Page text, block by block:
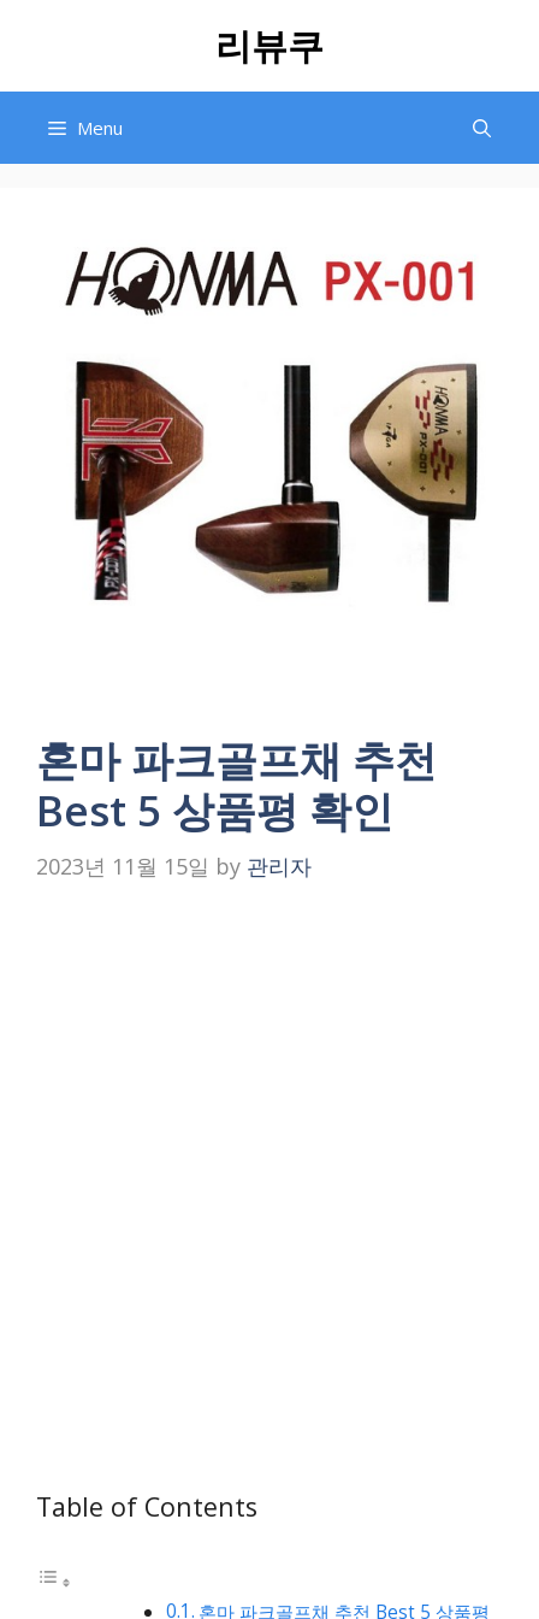
리뷰쿠
Menu
혼마 파크골프채 추천
Best 5 상품평 확인
2023년 11월 15일 by 관리자
Table of Contents
혼마 파크골프채 추천 Best 5 상품평